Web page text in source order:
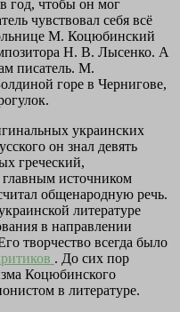
год, чтобы он мог
чувствовал себя всё
М. Коцюбинский
Н. В. Лысенко. А
писатель. М.
горе в Чернигове,
украинских
он знал девять
греческий,
источником
общенародную речь.
литературе
в направлении
творчество всегда было
. До сих пор
Коцюбинского
в литературе.